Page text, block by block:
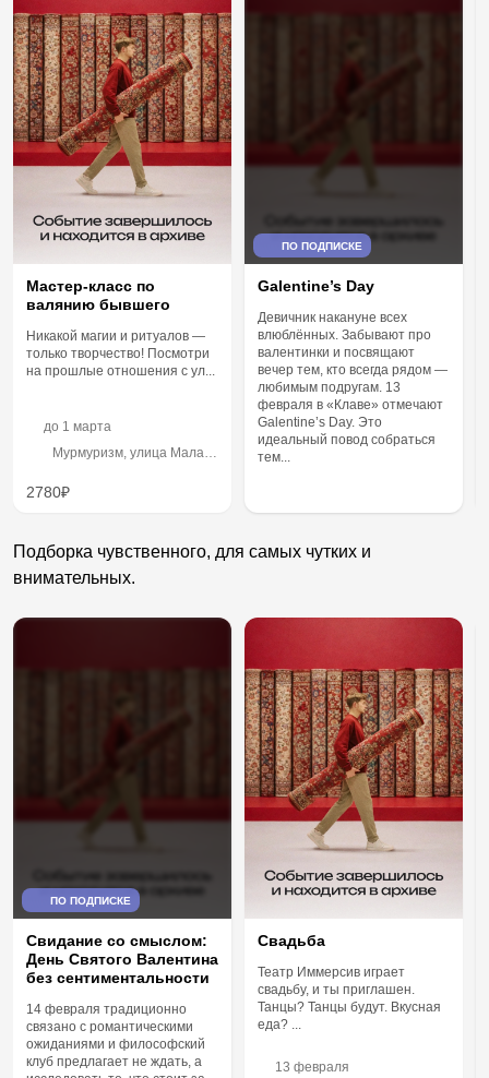
Мастер-класс по
валянию бывшего
Никакой магии и ритуалов —
только творчество! Посмотри
на прошлые отношения с ул...
до 1 марта
Мурмуризм, улица Малая
2780₽
ПО ПОДПИСКЕ
Galentine’s Day
Девичник накануне всех
влюблённых. Забывают про
валентинки и посвящают
вечер тем, кто всегда рядом —
любимым подругам. 13
февраля в «Клаве» отмечают
Galentine’s Day. Это
идеальный повод собраться
тем...
Подборка чувственного, для самых чутких и
внимательных.
ПО ПОДПИСКЕ
Свидание со смыслом:
День Святого Валентина
без сентиментальности
14 февраля традиционно
связано с романтическими
ожиданиями и философский
клуб предлагает не ждать, а
Свадьба
Театр Иммерсив играет
свадьбу, и ты приглашен.
Танцы? Танцы будут. Вкусная
еда? ...
13 февраля